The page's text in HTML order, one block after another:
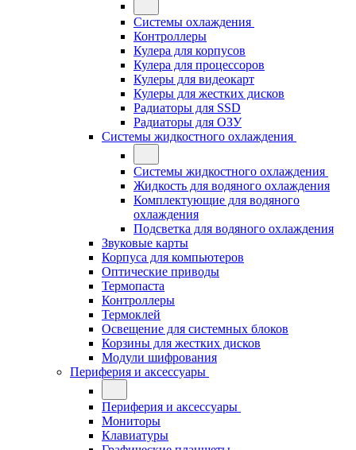
Системы охлаждения
Контроллеры
Кулера для корпусов
Кулера для процессоров
Кулеры для видеокарт
Кулеры для жестких дисков
Радиаторы для SSD
Радиаторы для ОЗУ
Системы жидкостного охлаждения
Системы жидкостного охлаждения
Жидкость для водяного охлаждения
Комплектующие для водяного
охлаждения
Подсветка для водяного охлаждения
Звуковые карты
Корпуса для компьютеров
Оптические приводы
Термопаста
Контроллеры
Термоклей
Освещение для системных блоков
Корзины для жестких дисков
Модули шифрования
Периферия и аксессуары
Периферия и аксессуары
Мониторы
Клавиатуры